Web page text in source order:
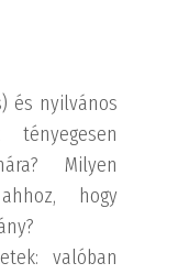
és nyilvános
Milyen
hogy
valóban